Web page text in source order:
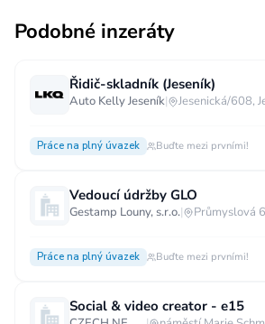
Podobné inzeráty
Řidič-skladník (Jeseník)
Auto Kelly Jeseník| Jesenická/608,
Práce na plný úvazek Buďte mezi prvními!
Vedoucí údržby GLO
Gestamp Louny, s.r.o.| Průmyslová
Práce na plný úvazek Buďte mezi prvními!
Social & video creator - e15